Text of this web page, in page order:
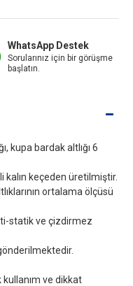
WhatsApp Destek
Sorularınız için bir görüşme
başlatın.
kupa bardak altlığı 6
kalın keçeden üretilmiştir.
ortalama ölçüsü
statik ve çizdirmez
ve dikkat